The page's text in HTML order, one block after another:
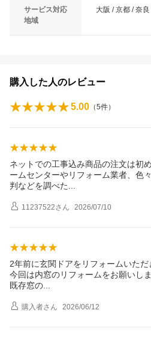
サービス対応
地域
大阪 / 京都 / 奈
購入した人のレビュー
5.00 （5件）
ネットでの工事込み商品の注文は初
ームセンターやリフォーム業者、色
判などを調べた
11237522さん 2026/07/10
2年前に玄関ドアをリフォームいただ
今回は内窓のリフォームをお願いし
既存窓の
購入者さん 2026/06/12